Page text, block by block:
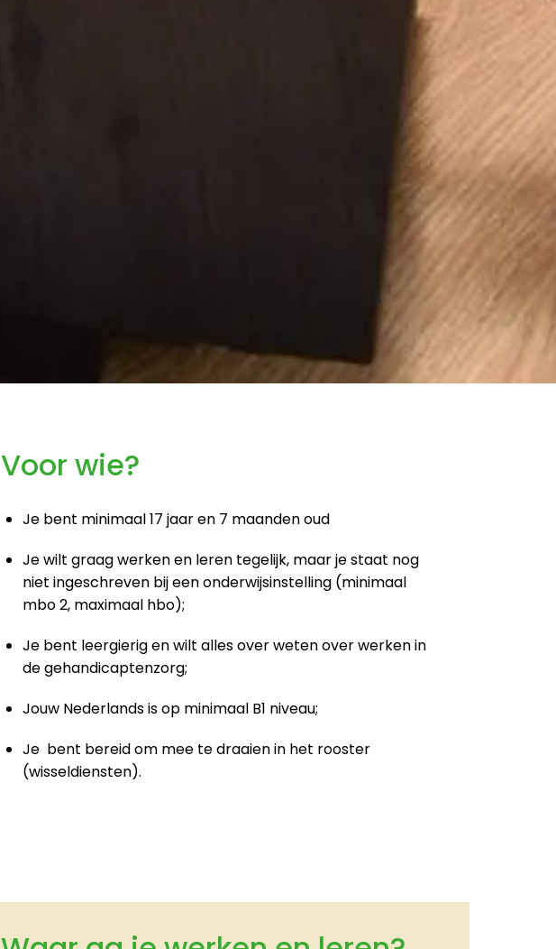
Voor wie?
Je bent minimaal 17 jaar en 7 maanden oud
Je wilt graag werken en leren tegelijk, maar je staat nog
niet ingeschreven bij een onderwijsinstelling (minimaal
mbo 2, maximaal hbo);
Je bent leergierig en wilt alles over weten over werken in
de gehandicaptenzorg;
Jouw Nederlands is op minimaal B1 niveau;
Je  bent bereid om mee te draaien in het rooster
(wisseldiensten).